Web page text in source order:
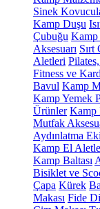
Sinek
Kamp Duşu
Çubuğu Kamp
Aksesuarı Sırt
Aletleri
Fitness ve
Bavul Kamp
Kamp Yemek
Ürünler Kamp
Mutfak
Aydınlatma
Kamp El
Kamp Baltası
Bisiklet ve
Çapa Kürek
Makası Fide